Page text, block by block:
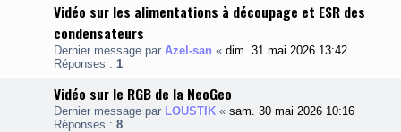
Vidéo sur les alimentations à découpage et ESR des
condensateurs
Dernier message par Azel-san « dim. 31 mai 2026 13:42
Réponses : 1
Vidéo sur le RGB de la NeoGeo
Dernier message par LOUSTIK « sam. 30 mai 2026 10:16
Réponses : 8